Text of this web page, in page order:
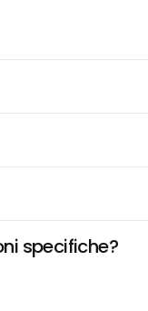
specifiche?